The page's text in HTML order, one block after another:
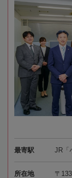
最寄駅 JR「
所在地
〒